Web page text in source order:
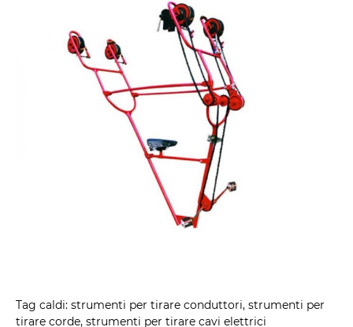
Tag caldi: strumenti per tirare conduttori, strumenti per
tirare corde, strumenti per tirare cavi elettrici